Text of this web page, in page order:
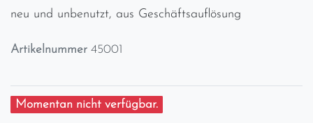
neu und unbenutzt, aus Geschäftsauflösung
Artikelnummer 45001
Momentan nicht verfügbar.